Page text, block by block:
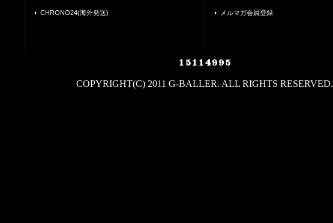
CHRONO24(海外発送) メルマガ会員登録
COPYRIGHT(C) 2011 G-BALLER. ALL RIGHTS RESERVED.